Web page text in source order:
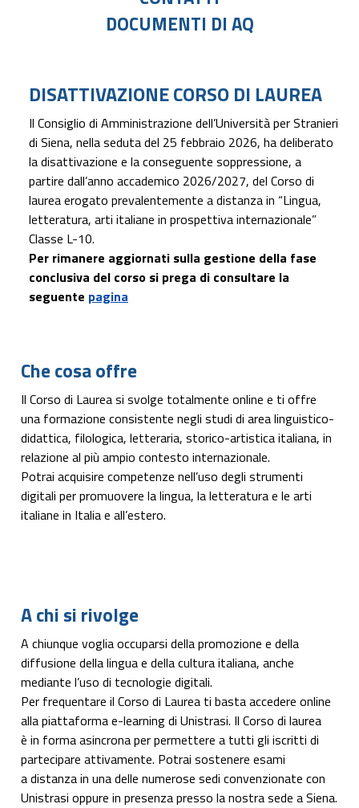
DOCUMENTI DI AQ
DISATTIVAZIONE CORSO DI LAUREA
Il Consiglio di Amministrazione dell’Università per Stranieri
di Siena, nella seduta del 25 febbraio 2026, ha deliberato
la disattivazione e la conseguente soppressione, a
partire dall’anno accademico 2026/2027, del Corso di
laurea erogato prevalentemente a distanza in “Lingua,
letteratura, arti italiane in prospettiva internazionale”
Classe L-10.
Per rimanere aggiornati sulla gestione della fase
conclusiva del corso si prega di consultare la
seguente pagina
Che cosa offre
Il Corso di Laurea si svolge totalmente online e ti offre
una formazione consistente negli studi di area linguistico-
didattica, filologica, letteraria, storico-artistica italiana, in
relazione al più ampio contesto internazionale.
Potrai acquisire competenze nell’uso degli strumenti
digitali per promuovere la lingua, la letteratura e le arti
italiane in Italia e all’estero.
A chi si rivolge
A chiunque voglia occuparsi della promozione e della
diffusione della lingua e della cultura italiana, anche
mediante l’uso di tecnologie digitali.
Per frequentare il Corso di Laurea ti basta accedere online
alla piattaforma e-learning di Unistrasi. Il Corso di laurea
è in forma asincrona per permettere a tutti gli iscritti di
partecipare attivamente. Potrai sostenere esami
a distanza in una delle numerose sedi convenzionate con
Unistrasi oppure in presenza presso la nostra sede a Siena.